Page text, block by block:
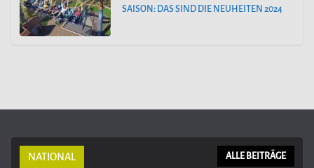
SAISON: DAS SIND DIE NEUHEITEN 2024
NATIONAL ALLE BEITRÄGE